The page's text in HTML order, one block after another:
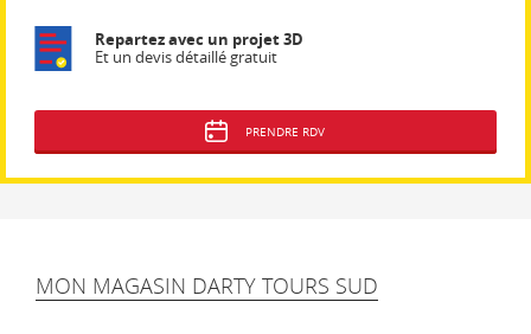
Repartez avec un projet 3D
Et un devis détaillé gratuit
PRENDRE RDV
MON MAGASIN DARTY TOURS SUD